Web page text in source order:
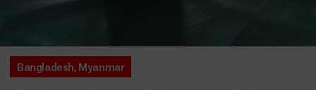
Bangladesh, Myanmar